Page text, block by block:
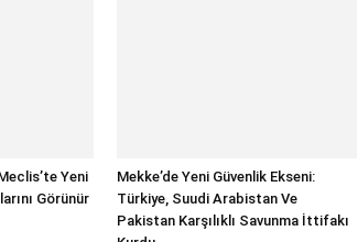
Yeni
Görünür
Mekke’de Yeni Güvenlik Ekseni:
Türkiye, Suudi Arabistan Ve
Pakistan Karşılıklı Savunma İttifakı